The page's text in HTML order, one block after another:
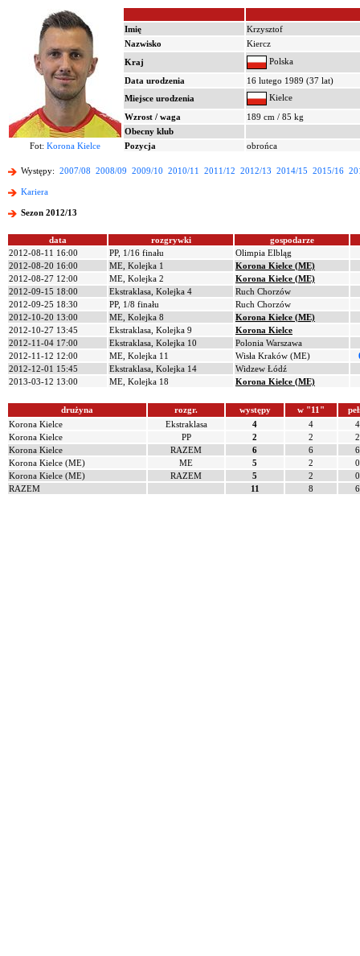
Imię
Krzysztof
Nazwisko
Kiercz
Kraj
Polska
Data urodzenia
16 lutego 1989 (37 lat)
Miejsce urodzenia
Kielce
Wzrost / waga
189 cm / 85 kg
Obecny klub
Fot: Korona Kielce Pozycja obrońca
Występy: 2007/08 2008/09 2009/10 2010/11 2011/12 2012/13 2014/15 2015/16
Kariera
Sezon 2012/13
data rozgrywki
gospodarze
2012-08-11 16:00
PP, 1/16 finału
Olimpia Elbląg
2012-08-20 16:00
ME, Kolejka 1
Korona Kielce (ME)
2012-08-27 12:00
ME, Kolejka 2
Korona Kielce (ME)
2012-09-15 18:00
Ekstraklasa, Kolejka 4
Ruch Chorzów
2012-09-25 18:30
PP, 1/8 finału
Ruch Chorzów
2012-10-20 13:00
ME, Kolejka 8
Korona Kielce (ME)
2012-10-27 13:45
Ekstraklasa, Kolejka 9
Korona Kielce
2012-11-04 17:00
Ekstraklasa, Kolejka 10
Polonia Warszawa
2012-11-12 12:00
ME, Kolejka 11 Wisła Kraków (ME)
2012-12-01 15:45
Ekstraklasa, Kolejka 14
Widzew Łódź
2013-03-12 13:00
ME, Kolejka 18 Korona Kielce (ME)
drużyna rozgr. występy w "11"
Korona Kielce
Ekstraklasa 4 4
4
Korona Kielce
PP 2 2
2
Korona Kielce
RAZEM 6 6
6
Korona Kielce (ME)
ME 5 2
0
Korona Kielce (ME)
RAZEM 5 2
0
RAZEM
11 8 6